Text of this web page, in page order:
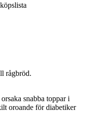
rågbröd.
snabba toppar i
oroande för diabetiker